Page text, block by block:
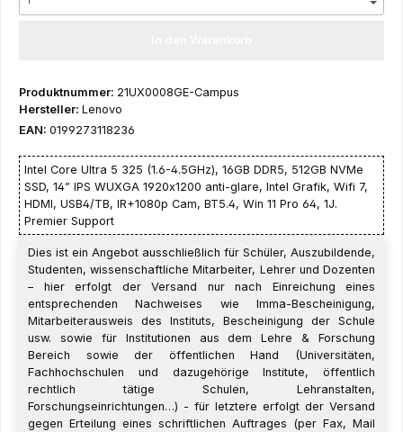
Produktnummer: 21UX0008GE-Campus
Hersteller: Lenovo
EAN: 0199273118236
Intel Core Ultra 5 325 (1.6-4.5GHz), 16GB DDR5, 512GB NVMe
SSD, 14” IPS WUXGA 1920x1200 anti-glare, Intel Grafik, Wifi 7,
HDMI, USB4/TB, IR+1080p Cam, BT5.4, Win 11 Pro 64, 1J.
Premier Support
Dies ist ein Angebot ausschließlich für Schüler, Auszubildende,
Studenten, wissenschaftliche Mitarbeiter, Lehrer und Dozenten
– hier erfolgt der Versand nur nach Einreichung eines
entsprechenden Nachweises wie Imma-Bescheinigung,
Mitarbeiterausweis des Instituts, Bescheinigung der Schule
usw. sowie für Institutionen aus dem Lehre & Forschung
Bereich sowie der öffentlichen Hand (Universitäten,
Fachhochschulen und dazugehörige Institute, öffentlich
rechtlich tätige Schulen, Lehranstalten,
Forschungseinrichtungen…) - für letztere erfolgt der Versand
gegen Erteilung eines schriftlichen Auftrages (per Fax, Mail